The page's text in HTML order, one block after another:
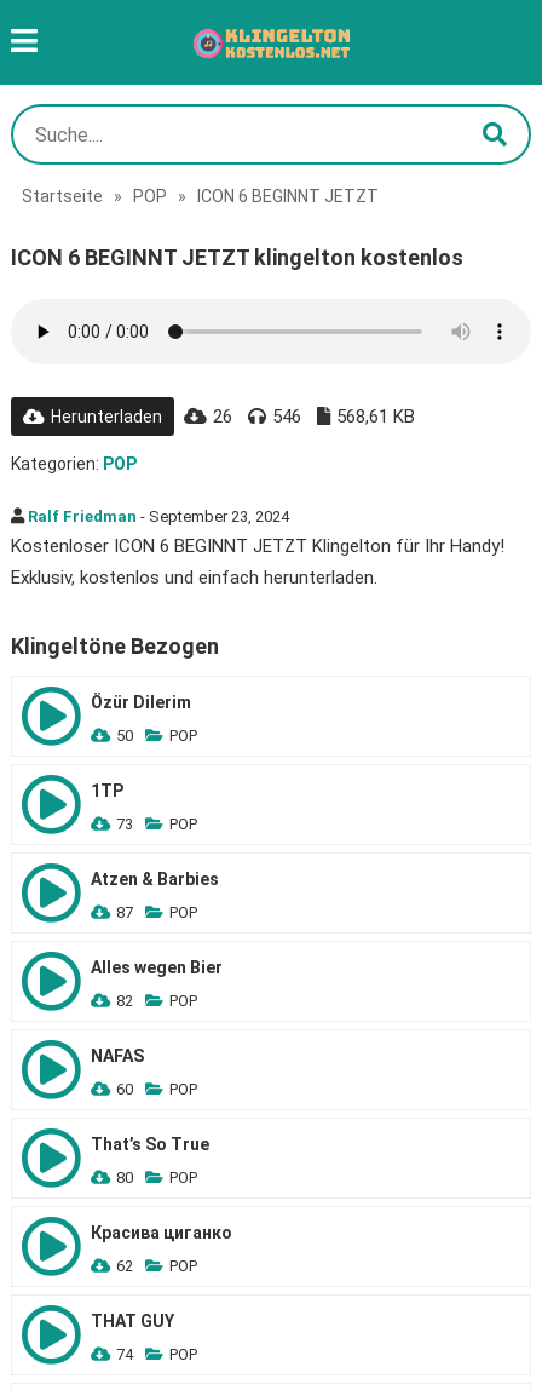
Startseite » POP » ICON 6 BEGINNT JETZT
ICON 6 BEGINNT JETZT klingelton kostenlos
Herunterladen 26 546 568,61 KB
Kategorien: POP
Ralf Friedman - September 23, 2024
Kostenloser ICON 6 BEGINNT JETZT Klingelton für Ihr Handy!
Exklusiv, kostenlos und einfach herunterladen.
Klingeltöne Bezogen
Özür Dilerim
50 POP
1TP
73 POP
Atzen & Barbies
87 POP
Alles wegen Bier
82 POP
NAFAS
60 POP
That’s So True
80 POP
Красива циганко
62 POP
THAT GUY
74 POP